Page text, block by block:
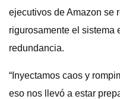
ejecutivos de Amazon se
rigurosamente el sistema
redundancia.
“Inyectamos caos y
eso nos llevó a estar